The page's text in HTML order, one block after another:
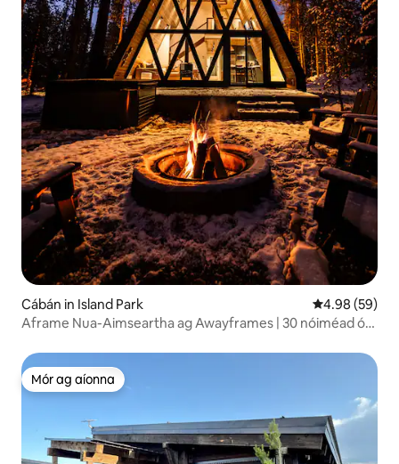
Cábán in Island Park Meánrátáil
4.98 (59)
Aframe Nua-Aimseartha ag Awayframes | 30 nóiméad ó
Mór ag aíonna
Mór ag aíonna